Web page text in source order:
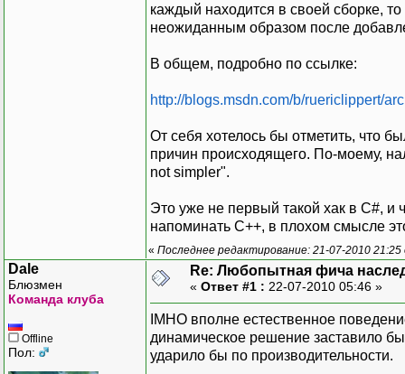
каждый находится в своей сборке,
неожиданным образом после
В общем, подробно по ссылке:
http://blogs.msdn.com/b/ruericlippert/
От себя хотелось бы отметить, что
причин происходящего. По-моему,
not simpler".
Это уже не первый такой хак в C#,
напоминать C++, в плохом смысле
« Последнее редактирование: 21-07-2010
Dale
Блюзмен
Команда клуба
Offline
Пол:
Re: Любопытная фича
« Ответ #1 : 22-07-2010 05:46 »
IMHO вполне естественное
динамическое решение заставило
ударило бы по производительности.